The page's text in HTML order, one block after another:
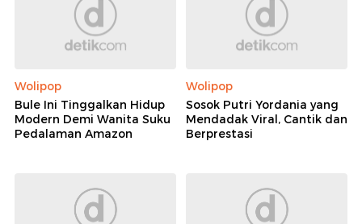
Wolipop
Bule Ini Tinggalkan Hidup
Modern Demi Wanita Suku
Pedalaman Amazon
Wolipop
Sosok Putri Yordania yang
Mendadak Viral, Cantik dan
Berprestasi